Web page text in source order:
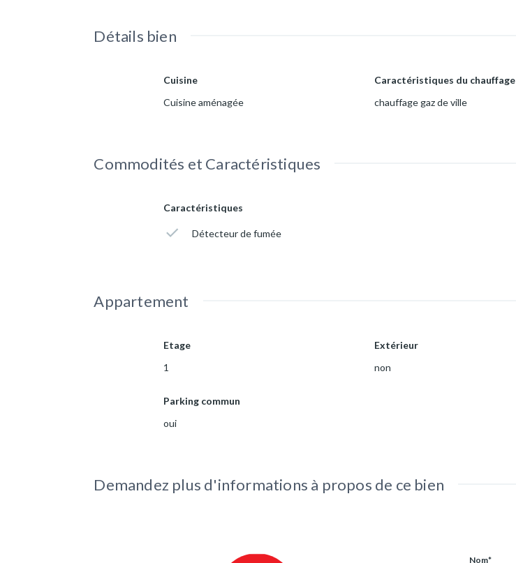
Détails bien
Cuisine
Cuisine aménagée
Caractéristiques du chauffage
chauffage gaz de ville
Commodités et Caractéristiques
Caractéristiques
Détecteur de fumée
Appartement
Etage
1
Extérieur
non
Parking commun
oui
Demandez plus d'informations à propos de ce bien
Nom*